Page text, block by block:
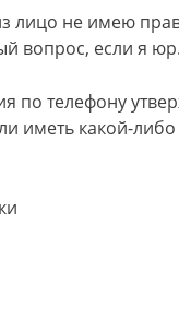
лицо не имею
вопрос, если я
по телефону
иметь какой-